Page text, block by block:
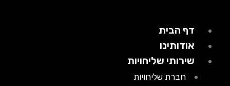
דף הבית
אודותינו
שירותי שליחויות
חברת שליחויות